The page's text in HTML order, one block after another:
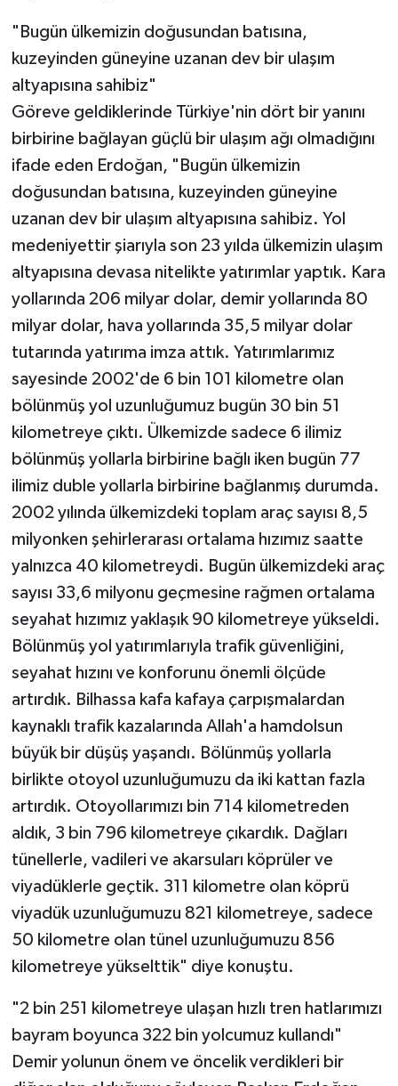
"Bugün ülkemizin doğusundan batısına,
kuzeyinden güneyine uzanan dev bir ulaşım
altyapısına sahibiz"
Göreve geldiklerinde Türkiye'nin dört bir yanını
birbirine bağlayan güçlü bir ulaşım ağı olmadığını
ifade eden Erdoğan, "Bugün ülkemizin
doğusundan batısına, kuzeyinden güneyine
uzanan dev bir ulaşım altyapısına sahibiz. Yol
medeniyettir şiarıyla son 23 yılda ülkemizin ulaşım
altyapısına devasa nitelikte yatırımlar yaptık. Kara
yollarında 206 milyar dolar, demir yollarında 80
milyar dolar, hava yollarında 35,5 milyar dolar
tutarında yatırıma imza attık. Yatırımlarımız
sayesinde 2002'de 6 bin 101 kilometre olan
bölünmüş yol uzunluğumuz bugün 30 bin 51
kilometreye çıktı. Ülkemizde sadece 6 ilimiz
bölünmüş yollarla birbirine bağlı iken bugün 77
ilimiz duble yollarla birbirine bağlanmış durumda.
2002 yılında ülkemizdeki toplam araç sayısı 8,5
milyonken şehirlerarası ortalama hızımız saatte
yalnızca 40 kilometreydi. Bugün ülkemizdeki araç
sayısı 33,6 milyonu geçmesine rağmen ortalama
seyahat hızımız yaklaşık 90 kilometreye yükseldi.
Bölünmüş yol yatırımlarıyla trafik güvenliğini,
seyahat hızını ve konforunu önemli ölçüde
artırdık. Bilhassa kafa kafaya çarpışmalardan
kaynaklı trafik kazalarında Allah'a hamdolsun
büyük bir düşüş yaşandı. Bölünmüş yollarla
birlikte otoyol uzunluğumuzu da iki kattan fazla
artırdık. Otoyollarımızı bin 714 kilometreden
aldık, 3 bin 796 kilometreye çıkardık. Dağları
tünellerle, vadileri ve akarsuları köprüler ve
viyadüklerle geçtik. 311 kilometre olan köprü
viyadük uzunluğumuzu 821 kilometreye, sadece
50 kilometre olan tünel uzunluğumuzu 856
kilometreye yükselttik" diye konuştu.
"2 bin 251 kilometreye ulaşan hızlı tren hatlarımızı
bayram boyunca 322 bin yolcumuz kullandı"
Demir yolunun önem ve öncelik verdikleri bir